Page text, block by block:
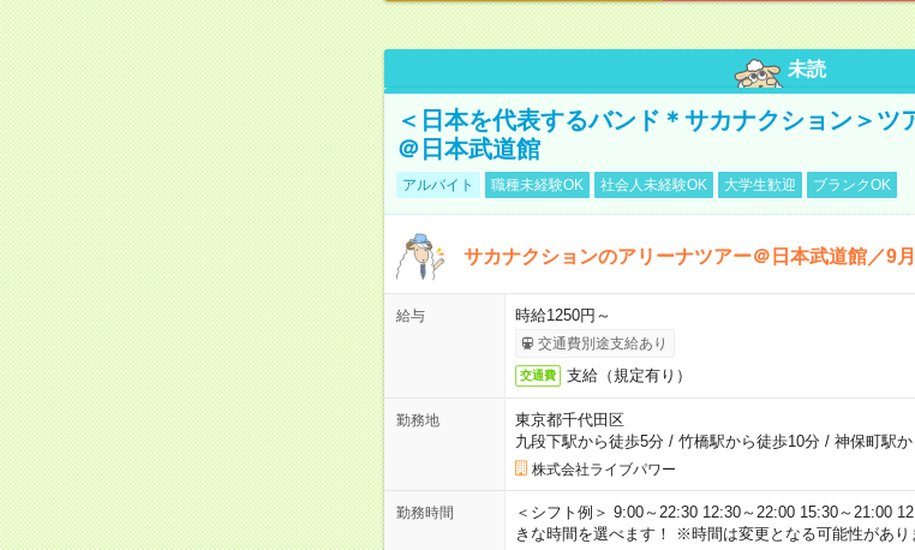
未読
＜日本を代表するバンド＊サカナクション＞ツ
＠日本武道館
アルバイト 職種未経験OK 社会人未経験OK 大学生歓迎 ブランクOK
サカナクションのアリーナツアー＠日本武道館／9
給与 時給1250円～
交通費別途支給あり
交通費 支給（規定有り）
勤務地
東京都千代田区
九段下駅から徒歩5分/ 竹橋駅から徒歩10分/ 神保町駅
株式会社ライブパワー
勤務時間
＜シフト例＞ 9:00～22:30 12:30～22:00 15:30～21:00
きな時間を選べます！ ※時間は変更となる可能性があり